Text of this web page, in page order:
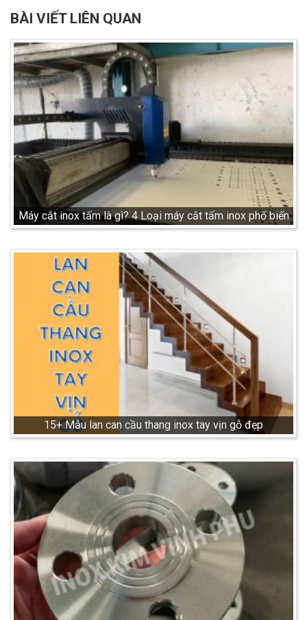
BÀI VIẾT LIÊN QUAN
Máy cắt inox tấm là gì? 4 Loại máy cắt tấm inox phổ biến
15+ Mẫu lan can cầu thang inox tay vịn gỗ đẹp